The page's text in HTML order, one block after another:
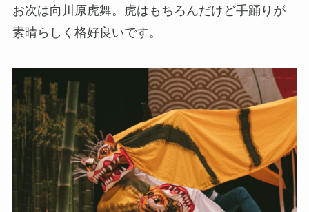
お次は向川原虎舞。虎はもちろんだけど手踊りが
素晴らしく格好良いです。